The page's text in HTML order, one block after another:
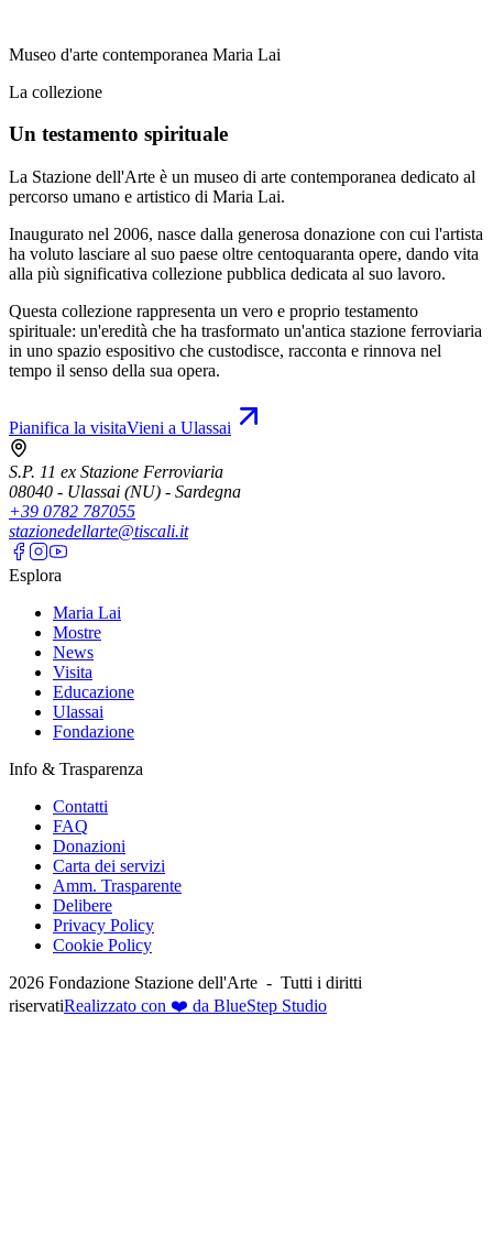
Museo d'arte contemporanea Maria Lai
La collezione
Un testamento spirituale
La Stazione dell'Arte è un museo di arte contemporanea dedicato al
percorso umano e artistico di Maria Lai.
Inaugurato nel 2006, nasce dalla generosa donazione con cui l'artista
ha voluto lasciare al suo paese oltre centoquaranta opere, dando vita
alla più significativa collezione pubblica dedicata al suo lavoro.
Questa collezione rappresenta un vero e proprio testamento
spirituale: un'eredità che ha trasformato un'antica stazione ferroviaria
in uno spazio espositivo che custodisce, racconta e rinnova nel
tempo il senso della sua opera.
Pianifica la visitaVieni a Ulassai
S.P. 11 ex Stazione Ferroviaria
08040 - Ulassai (NU) - Sardegna
+39 0782 787055
stazionedellarte@tiscali.it
Esplora
Maria Lai
Mostre
News
Visita
Educazione
Ulassai
Fondazione
Info & Trasparenza
Contatti
FAQ
Donazioni
Carta dei servizi
Amm. Trasparente
Delibere
Privacy Policy
Cookie Policy
2026 Fondazione Stazione dell'Arte - Tutti i diritti
riservatiRealizzato con ❤️ da BlueStep Studio